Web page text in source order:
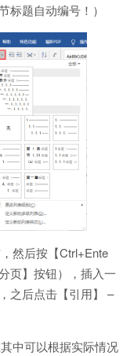
标题自动编号！）
然后按【Ctrl+Ente
页】按钮），插入一
之后点击【引用】 –
中可以根据实际情况